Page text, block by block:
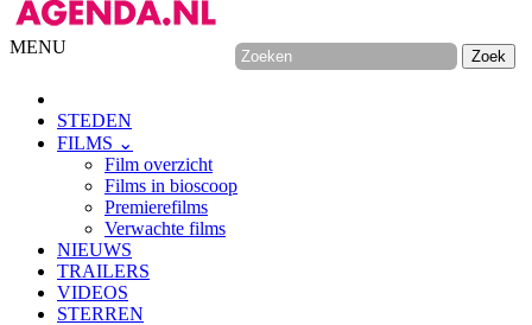
MENU
STEDEN
FILMS ⌄
Film overzicht
Films in bioscoop
Premierefilms
Verwachte films
NIEUWS
TRAILERS
VIDEOS
STERREN